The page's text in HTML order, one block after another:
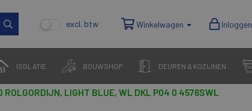
excl. btw Winkelwagen Inloggen
ISOLATIE BOUWSHOP DEUREN & KOZIJNEN
ROLGORDIJN, LIGHT BLUE, WL DKL P04 0 4576SWL